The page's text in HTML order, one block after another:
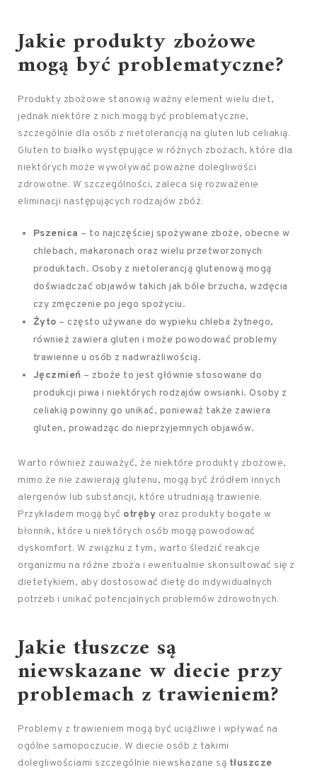
Jakie produkty zbożowe
mogą być problematyczne?
Produkty zbożowe stanowią ważny element wielu diet,
jednak niektóre z nich mogą być problematyczne,
szczególnie dla osób z nietolerancją na gluten lub celiakią.
Gluten to białko występujące w różnych zbożach, które dla
niektórych może wywoływać poważne dolegliwości
zdrowotne. W szczególności, zaleca się rozważenie
eliminacji następujących rodzajów zbóż:
Pszenica – to najczęściej spożywane zboże, obecne w
chlebach, makaronach oraz wielu przetworzonych
produktach. Osoby z nietolerancją glutenową mogą
doświadczać objawów takich jak bóle brzucha, wzdęcia
czy zmęczenie po jego spożyciu.
Żyto – często używane do wypieku chleba żytnego,
również zawiera gluten i może powodować problemy
trawienne u osób z nadwrażliwością.
Jęczmień – zboże to jest głównie stosowane do
produkcji piwa i niektórych rodzajów owsianki. Osoby z
celiakią powinny go unikać, ponieważ także zawiera
gluten, prowadząc do nieprzyjemnych objawów.
Warto również zauważyć, że niektóre produkty zbożowe,
mimo że nie zawierają glutenu, mogą być źródłem innych
alergenów lub substancji, które utrudniają trawienie.
Przykładem mogą być otręby oraz produkty bogate w
błonnik, które u niektórych osób mogą powodować
dyskomfort. W związku z tym, warto śledzić reakcje
organizmu na różne zboża i ewentualnie skonsultować się z
dietetykiem, aby dostosować dietę do indywidualnych
potrzeb i unikać potencjalnych problemów zdrowotnych.
Jakie tłuszcze są
niewskazane w diecie przy
problemach z trawieniem?
Problemy z trawieniem mogą być uciążliwe i wpływać na
ogólne samopoczucie. W diecie osób z takimi
dolegliwościami szczególnie niewskazane są tłuszcze